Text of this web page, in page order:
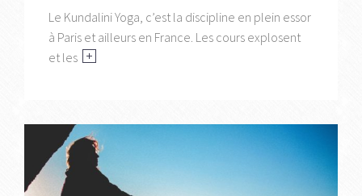
Le Kundalini Yoga, c’est la discipline en plein essor
à Paris et ailleurs en France. Les cours explosent
et les